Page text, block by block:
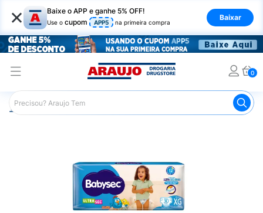
× Baixe o APP e ganhe 5% OFF!
Use o cupom APP5 na primeira compra
Baixar
0
Araujo Infantil Fraldas Infantis